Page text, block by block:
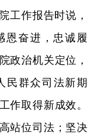
工作报告时说，
恩奋进，忠诚履
政治机关定位，
民群众司法新期
作取得新成效。
站位司法；坚决